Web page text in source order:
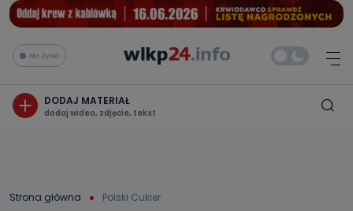
Na żywo
DODAJ MATERIAŁ
dodaj wideo, zdjęcie, tekst
Strona główna Polski Cukier